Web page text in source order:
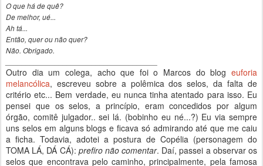
O que há de quê?
De melhor, ué...
Ah tá...
Então, quer ou não quer?
Não. Obrigado.
Outro dia um colega, acho que foi o Marcos do blog euforia
melancólica, escreveu sobre a polêmica dos selos, da falta de
critério etc... Bem verdade, eu nunca tinha atentado para isso. Eu
pensei que os selos, a princípio, eram concedidos por algum
órgão, comitê julgador.. sei lá. (bobinho eu né...?) Eu via sempre
uns selos em alguns blogs e ficava só admirando até que me caiu
a ficha. Todavia, adotei a postura de Copélia (personagem do
TOMA LÁ, DÁ CÁ): prefiro não comentar. Daí, passei a observar os
selos que encontrava pelo caminho, principalmente, pela famosa